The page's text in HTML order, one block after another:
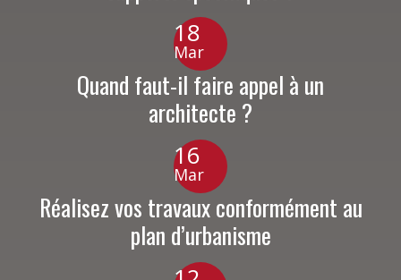
18
Mar
Quand faut-il faire appel à un
architecte ?
16
Mar
Réalisez vos travaux conformément au
plan d’urbanisme